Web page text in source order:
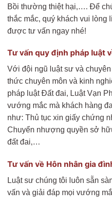
Bồi thường thiệt hại,…. Để
thắc mắc, quý khách vui lòng
được tư vấn ngay nhé!
Tư vấn quy định pháp luật
Với đội ngũ luật sư và
thức chuyên môn và kinh
pháp luật Đất đai, Luật Vạn
vướng mắc mà khách hàng
như: Thủ tục xin giấy chứng
Chuyển nhượng quyền sở
đất đai,…
Tư vấn về Hôn nhân gia
Luật sư chúng tôi luôn sẵn
vấn và giải đáp mọi vướng